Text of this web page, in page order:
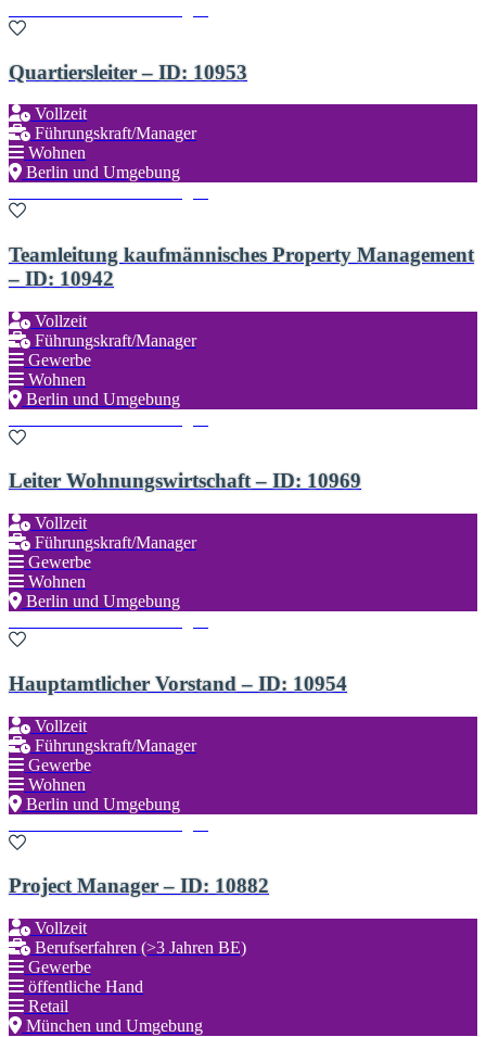
Quartiersleiter – ID: 10953
Vollzeit
Führungskraft/Manager
Wohnen
Berlin und Umgebung
Teamleitung kaufmännisches Property Management
– ID: 10942
Vollzeit
Führungskraft/Manager
Gewerbe
Wohnen
Berlin und Umgebung
Leiter Wohnungswirtschaft – ID: 10969
Vollzeit
Führungskraft/Manager
Gewerbe
Wohnen
Berlin und Umgebung
Hauptamtlicher Vorstand – ID: 10954
Vollzeit
Führungskraft/Manager
Gewerbe
Wohnen
Berlin und Umgebung
Project Manager – ID: 10882
Vollzeit
Berufserfahren (>3 Jahren BE)
Gewerbe
öffentliche Hand
Retail
München und Umgebung